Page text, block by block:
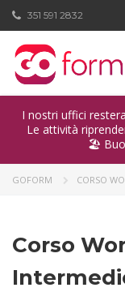
351 591 2832
I nostri uffici
Le attività
🏖️
GOFORM CORSO
Corso